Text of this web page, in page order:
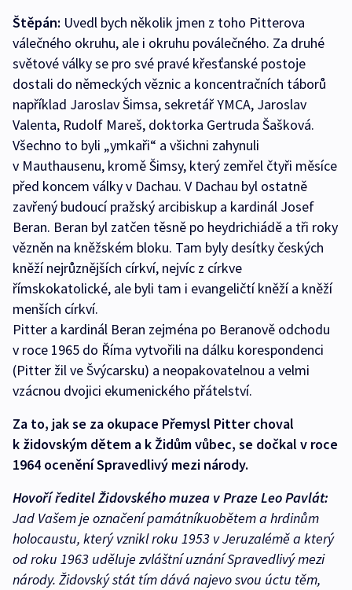
Štěpán: Uvedl bych několik jmen z toho Pitterova
válečného okruhu, ale i okruhu poválečného. Za druhé
světové války se pro své pravé křesťanské postoje
dostali do německých věznic a koncentračních táborů
například Jaroslav Šimsa, sekretář YMCA, Jaroslav
Valenta, Rudolf Mareš, doktorka Gertruda Šašková.
Všechno to byli „ymkaři“ a všichni zahynuli
v Mauthausenu, kromě Šimsy, který zemřel čtyři měsíce
před koncem války v Dachau. V Dachau byl ostatně
zavřený budoucí pražský arcibiskup a kardinál Josef
Beran. Beran byl zatčen těsně po heydrichiádě a tři roky
vězněn na kněžském bloku. Tam byly desítky českých
kněží nejrůznějších církví, nejvíc z církve
římskokatolické, ale byli tam i evangeličtí kněží a kněží
menších církví.
Pitter a kardinál Beran zejména po Beranově odchodu
v roce 1965 do Říma vytvořili na dálku korespondenci
(Pitter žil ve Švýcarsku) a neopakovatelnou a velmi
vzácnou dvojici ekumenického přátelství.
Za to, jak se za okupace Přemysl Pitter choval
k židovským dětem a k Židům vůbec, se dočkal v roce
1964 ocenění Spravedlivý mezi národy.
Hovoří ředitel Židovského muzea v Praze Leo Pavlát:
Jad Vašem je označení památníkuobětem a hrdinům
holocaustu, který vznikl roku 1953 v Jeruzalémě a který
od roku 1963 uděluje zvláštní uznání Spravedlivý mezi
národy. Židovský stát tím dává najevo svou úctu těm,